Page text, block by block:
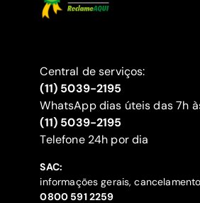
Central de serviços:
(11) 5039-2195
WhatsApp dias úteis das 7h
(11) 5039-2195
‍Telefone 24h por dia
SAC:
informações gerais,
‍0800 591 2259